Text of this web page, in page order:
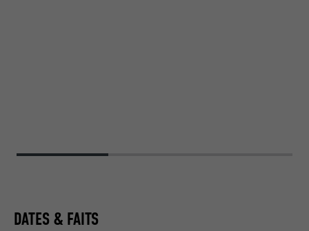
DATES & FAITS